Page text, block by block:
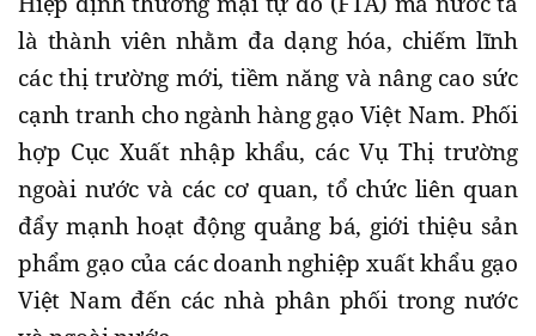
là thành viên nhằm đa dạng hóa, chiếm lĩnh
các thị trường mới, tiềm năng và nâng cao sức
cạnh tranh cho ngành hàng gạo Việt Nam. Phối
hợp Cục Xuất nhập khẩu, các Vụ Thị trường
ngoài nước và các cơ quan, tổ chức liên quan
đẩy mạnh hoạt động quảng bá, giới thiệu sản
phẩm gạo của các doanh nghiệp xuất khẩu gạo
Việt Nam đến các nhà phân phối trong nước